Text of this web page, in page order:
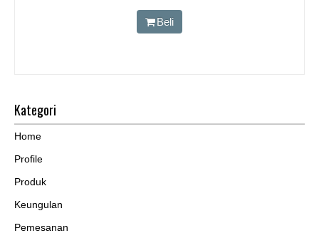
Beli
Kategori
Home
Profile
Produk
Keungulan
Pemesanan